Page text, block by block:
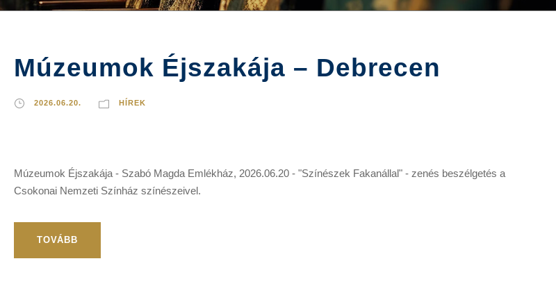
Múzeumok Éjszakája – Debrecen
2026.06.20. HÍREK
Múzeumok Éjszakája - Szabó Magda Emlékház, 2026.06.20 - "Színészek Fakanállal" - zenés beszélgetés a
Csokonai Nemzeti Színház színészeivel.
TOVÁBB